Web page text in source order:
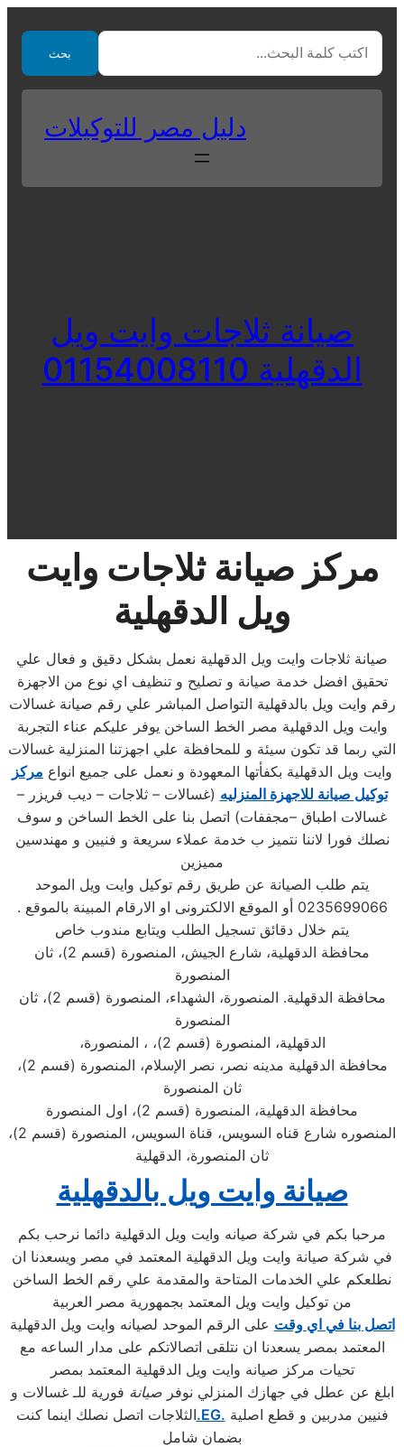
contentبحث
دليل مصر للتوكيلات
صيانة ثلاجات وايت ويل
الدقهلية 01154008110
مركز صيانة ثلاجات وايت
ويل الدقهلية
صيانة ثلاجات وايت ويل الدقهلية نعمل بشكل دقيق و فعال علي
تحقيق افضل خدمة صيانة و تصليح و تنظيف اي نوع من الاجهزة
رقم وايت ويل بالدقهلية التواصل المباشر علي رقم صيانة غسالات
وايت ويل الدقهلية مصر الخط الساخن يوفر عليكم عناء التجربة
التي ربما قد تكون سيئة و للمحافظة علي اجهزتنا المنزلية غسالات
وايت ويل الدقهلية بكفأتها المعهودة و نعمل على جميع انواع مركز
توكيل صيانة للاجهزة المنزليه (غسالات – ثلاجات – ديب فريزر –
غسالات اطباق –مجففات) اتصل بنا على الخط الساخن و سوف
نصلك فورا لاننا نتميز ب خدمة عملاء سريعة و فنيين و مهندسين
مميزين
يتم طلب الصيانة عن طريق رقم توكيل وايت ويل الموحد
0235699066 أو الموقع الالكترونى او الارقام المبينة بالموقع .
يتم خلال دقائق تسجيل الطلب ويتابع مندوب خاص
محافظة الدقهلية، شارع الجيش، المنصورة (قسم 2)، ثان
المنصورة
محافظة الدقهلية. المنصورة، الشهداء، المنصورة (قسم 2)، ثان
المنصورة
الدقهلية، المنصورة (قسم 2)، ، المنصورة،
محافظة الدقهلية مدينه نصر، نصر الإسلام، المنصورة (قسم 2)،
ثان المنصورة
محافظة الدقهلية، المنصورة (قسم 2)، اول المنصورة
المنصوره شارع قناه السويس، قناة السويس، المنصورة (قسم 2)،
ثان المنصورة، الدقهلية
صيانة وايت ويل بالدقهلية
مرحبا بكم في شركة صيانه وايت ويل الدقهلية دائما نرحب بكم
في شركة صيانة وايت ويل الدقهلية المعتمد في مصر ويسعدنا ان
نطلعكم علي الخدمات المتاحة والمقدمة علي رقم الخط الساخن
من توكيل وايت ويل المعتمد بجمهورية مصر العربية
اتصل بنا في اي وقت على الرقم الموحد لصيانه وايت ويل الدقهلية
المعتمد بمصر يسعدنا ان نتلقى اتصالاتكم على مدار الساعه مع
تحيات مركز صيانه وايت ويل الدقهلية المعتمد بمصر
ابلغ عن عطل في جهازك المنزلي نوفرصيانة فورية للـ غسالات و
الثلاجات اتصل نصلك اينما كنت.EG.
بضمان شامل